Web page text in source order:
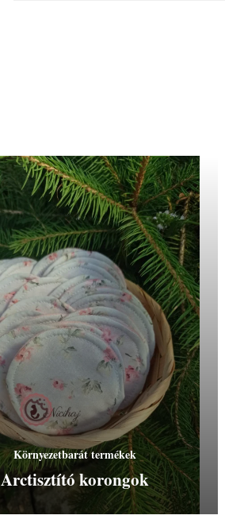
Környezetbarát termékek
Arctisztító korongok